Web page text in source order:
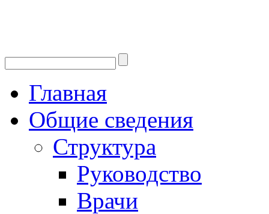
Главная
Общие сведения
Структура
Руководство
Врачи